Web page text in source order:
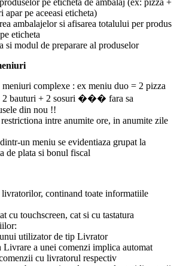
pe eticheta de ambalaj (ex: pizza +
apar pe aceeasi eticheta)
ambalajelor si afisarea totalului per produs
eticheta
si modul de preparare al produselor
complexe : ex meniu duo = 2 pizza
2 bauturi + 2 sosuri ��� fara sa
din nou !!
intre anumite ore, in anumite zile
un meniu se evidentiaza grupat la
de plata si bonul fiscal
livratorilor, continand toate informatiile
cu touchscreen, cat si cu tastatura
utilizator de tip Livrator
Livrare a unei comenzi implica automat
cu livratorul respectiv